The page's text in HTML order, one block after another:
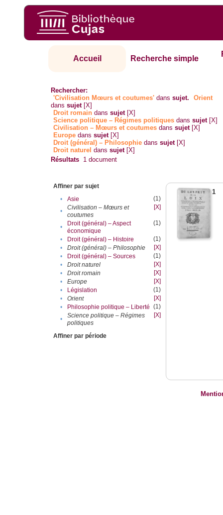
Accueil Recherche simple
Rechercher:
'Civilisation Mœurs et coutumes' danssujet.
Orient
danssujet [X]
Droit romain danssujet [X]
Science politique – Régimes politiques danssujet [X]
Civilisation – Mœurs et coutumes danssujet [X]
Europe danssujet [X]
Droit (général) – Philosophie danssujet [X]
Droit naturel danssujet [X]
Résultats 1 document
Affiner par sujet
•
Asie
(1)
•
Civilisation – Mœurs et
coutumes
[X]
•
Droit (général) – Aspect
économique
(1)
• Droit (général) – Histoire
(1)
•
Droit (général) – Philosophie
[X]
•
Droit (général) – Sources
(1)
•
Droit naturel
[X]
•
Droit romain
[X]
•
Europe
[X]
•
Législation
(1)
•
Orient
[X]
•
Philosophie politique – Liberté (1)
•
Science politique – Régimes
politiques
[X]
Affiner par période
1